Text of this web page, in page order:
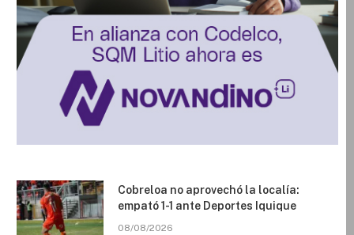
Cobreloa no aprovechó la localía:
empató 1-1 ante Deportes Iquique
08/08/2026